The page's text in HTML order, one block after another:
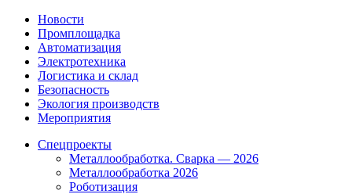
Новости
Промплощадка
Автоматизация
Электротехника
Логистика и склад
Безопасность
Экология производств
Мероприятия
Спецпроекты
Металлообработка. Сварка — 2026
Металлообработка 2026
Роботизация